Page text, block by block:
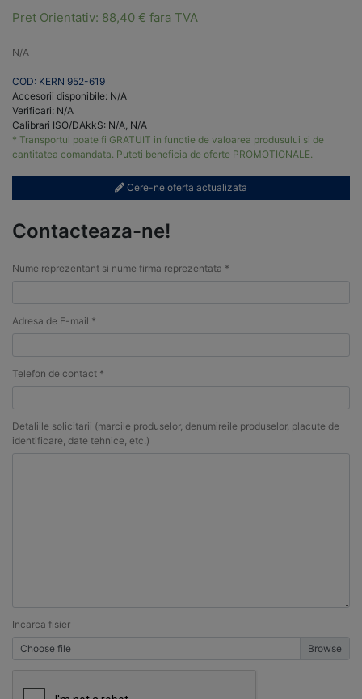
Pret Orientativ: 88,40 € fara TVA
N/A
COD: KERN 952-619
Accesorii disponibile: N/A
Verificari: N/A
Calibrari ISO/DAkkS: N/A, N/A
* Transportul poate fi GRATUIT in functie de valoarea produsului si de
cantitatea comandata. Puteti beneficia de oferte PROMOTIONALE.
Cere-ne oferta actualizata
Contacteaza-ne!
Nume reprezentant si nume firma reprezentata *
Adresa de E-mail *
Telefon de contact *
Detaliile solicitarii (marcile produselor, denumireile produselor, placute de
identificare, date tehnice, etc.)
Incarca fisier
Choose file